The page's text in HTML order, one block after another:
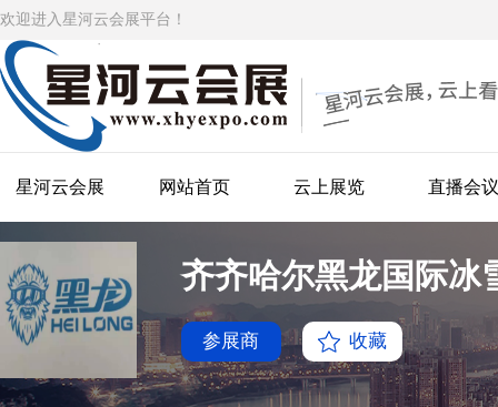
欢迎进入星河云会展平台！
星河云会展 网站首页 云上展览 直播会议
齐齐哈尔黑龙国际冰
参展商 收藏